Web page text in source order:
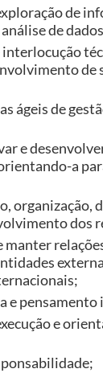
de
de
ágeis de
e
a
organização,
dos
manter
e pensamento
e